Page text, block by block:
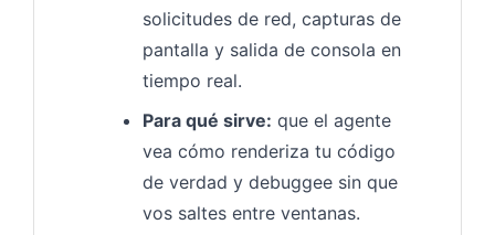
solicitudes de red, capturas de
pantalla y salida de consola en
tiempo real.
Para qué sirve: que el agente
vea cómo renderiza tu código
de verdad y debuggee sin que
vos saltes entre ventanas.